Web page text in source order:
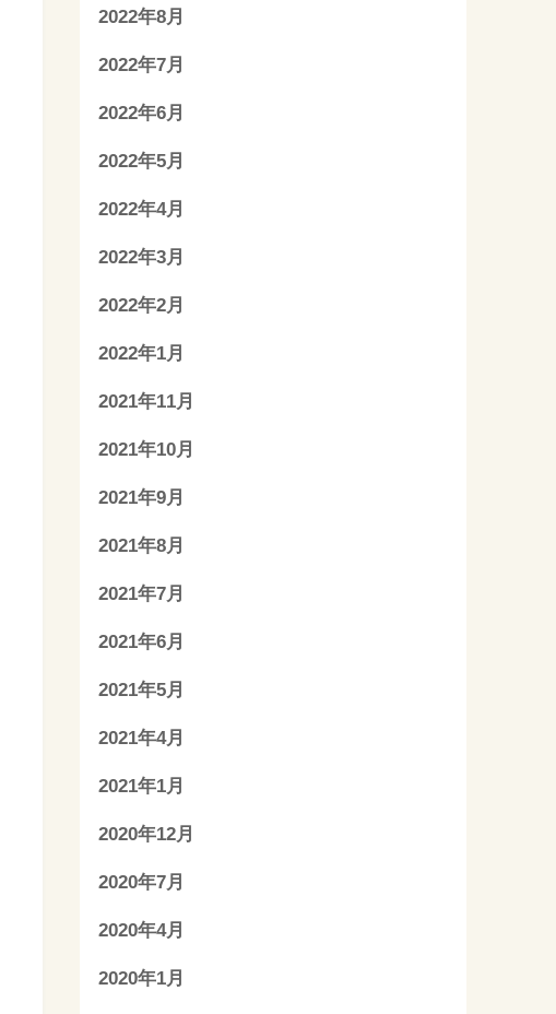
2022年8月
2022年7月
2022年6月
2022年5月
2022年4月
2022年3月
2022年2月
2022年1月
2021年11月
2021年10月
2021年9月
2021年8月
2021年7月
2021年6月
2021年5月
2021年4月
2021年1月
2020年12月
2020年7月
2020年4月
2020年1月